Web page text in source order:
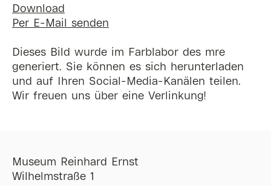
Download
Per E-Mail senden
Dieses Bild wurde im Farblabor des mre
generiert. Sie können es sich herunterladen
und auf Ihren Social-Media-Kanälen teilen.
Wir freuen uns über eine Verlinkung!
Museum Reinhard Ernst
Wilhelmstraße 1